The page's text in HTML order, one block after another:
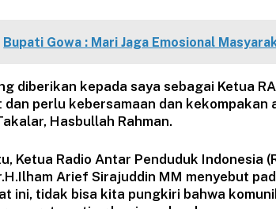
Bupati Gowa : Mari Jaga Emosional
diberikan kepada saya sebagai Ketua
perlu kebersamaan dan kekompakan
Hasbullah Rahman.
Ketua Radio Antar Penduduk Indonesia
Arief Sirajuddin MM menyebut
ini, tidak bisa kita pungkiri bahwa